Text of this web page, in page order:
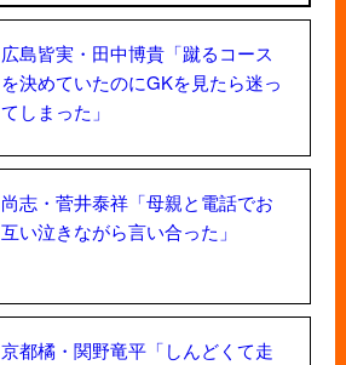
広島皆実・田中博貴「蹴るコース
を決めていたのにGKを見たら迷っ
てしまった」
尚志・菅井泰祥「母親と電話でお
互い泣きながら言い合った」
京都橘・関野竜平「しんどくて走